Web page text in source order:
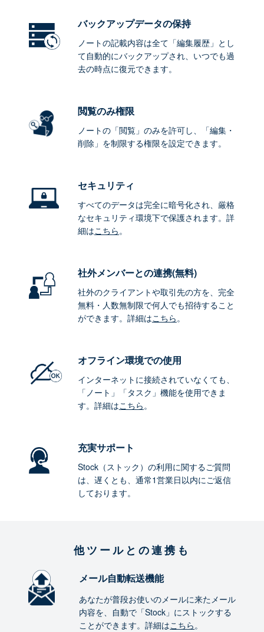
バックアップデータの保持
ノートの記載内容は全て「編集履歴」とし
て自動的にバックアップされ、いつでも過
去の時点に復元できます。
閲覧のみ権限
ノートの「閲覧」のみを許可し、「編集・
削除」を制限する権限を設定できます。
セキュリティ
すべてのデータは完全に暗号化され、厳格
なセキュリティ環境下で保護されます。詳
細はこちら。
社外メンバーとの連携(無料)
社外のクライアントや取引先の方を、完全
無料・人数無制限で何人でも招待すること
ができます。詳細はこちら。
オフライン環境での使用
インターネットに接続されていなくても、
「ノート」「タスク」機能を使用できま
す。詳細はこちら。
充実サポート
Stock（ストック）の利用に関するご質問
は、遅くとも、通常1営業日以内にご返信
しております。
他ツールとの連携も
メール自動転送機能
あなたが普段お使いのメールに来たメール
内容を、自動で「Stock」にストックする
ことができます。詳細はこちら。